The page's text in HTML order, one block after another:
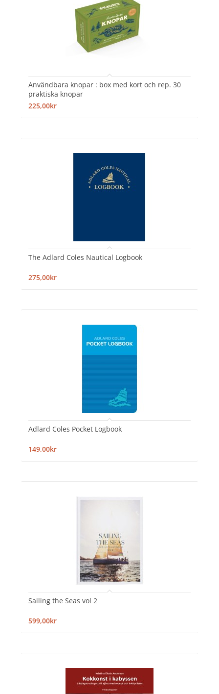
Användbara knopar : box med kort och rep. 30
praktiska knopar
225,00kr
The Adlard Coles Nautical Logbook
275,00kr
Adlard Coles Pocket Logbook
149,00kr
Sailing the Seas vol 2
599,00kr